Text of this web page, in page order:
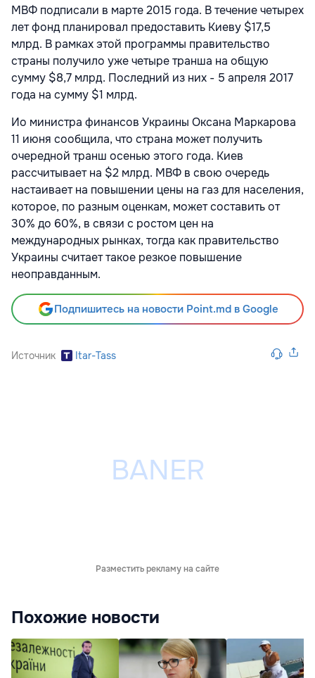
МВФ подписали в марте 2015 года. В течение четырех
лет фонд планировал предоставить Киеву $17,5
млрд. В рамках этой программы правительство
страны получило уже четыре транша на общую
сумму $8,7 млрд. Последний из них - 5 апреля 2017
года на сумму $1 млрд.
Ио министра финансов Украины Оксана Маркарова
11 июня сообщила, что страна может получить
очередной транш осенью этого года. Киев
рассчитывает на $2 млрд. МВФ в свою очередь
настаивает на повышении цены на газ для населения,
которое, по разным оценкам, может составить от
30% до 60%, в связи с ростом цен на
международных рынках, тогда как правительство
Украины считает такое резкое повышение
неоправданным.
Подпишитесь на новости Point.md в Google
Источник Itar-Tass
Разместить рекламу на сайте
Похожие новости